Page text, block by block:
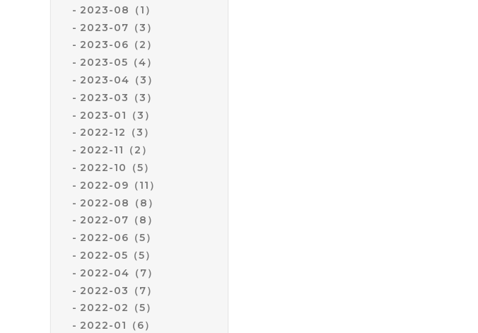
2023-08（1）
2023-07（3）
2023-06（2）
2023-05（4）
2023-04（3）
2023-03（3）
2023-01（3）
2022-12（3）
2022-11（2）
2022-10（5）
2022-09（11）
2022-08（8）
2022-07（8）
2022-06（5）
2022-05（5）
2022-04（7）
2022-03（7）
2022-02（5）
2022-01（6）